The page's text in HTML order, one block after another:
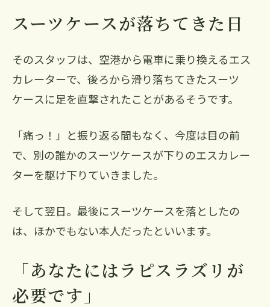
スーツケースが落ちてきた日
そのスタッフは、空港から電車に乗り換えるエス
カレーターで、後ろから滑り落ちてきたスーツ
ケースに足を直撃されたことがあるそうです。
「痛っ！」と振り返る間もなく、今度は目の前
で、別の誰かのスーツケースが下りのエスカレー
ターを駆け下りていきました。
そして翌日。最後にスーツケースを落としたの
は、ほかでもない本人だったといいます。
「あなたにはラピスラズリが
必要です」